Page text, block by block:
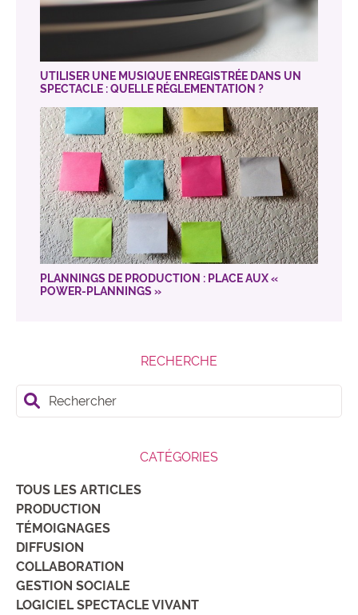
RECHERCHE
Rechercher
CATÉGORIES
TOUS LES ARTICLES
PRODUCTION
TÉMOIGNAGES
DIFFUSION
COLLABORATION
GESTION SOCIALE
LOGICIEL SPECTACLE VIVANT
UTILISER UNE MUSIQUE ENREGISTRÉE DANS UN
SPECTACLE : QUELLE RÉGLEMENTATION ?
PLANNINGS DE PRODUCTION : PLACE AUX «
POWER-PLANNINGS »